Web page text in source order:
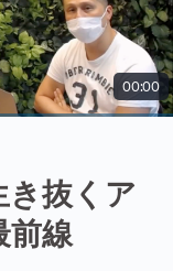
00:00
抜くア
前線